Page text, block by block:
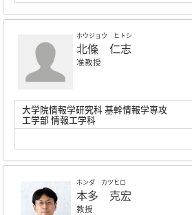
ホウジョウ ヒトシ
北條 仁志
准教授
大学院情報学研究科 基幹情報学専攻
工学部 情報工学科
ホンダ カツヒロ
本多 克宏
教授